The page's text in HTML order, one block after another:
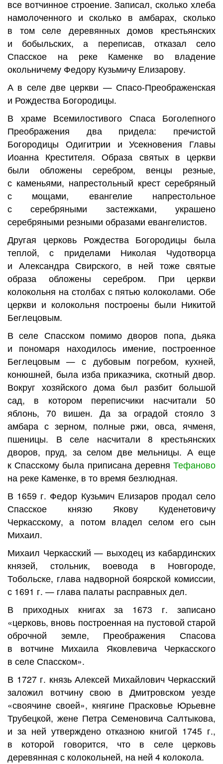
все вотчинное строение. Записал, сколько хлеба
намолоченного и сколько в амбарах, сколько
в том селе деревянных домов крестьянских
и бобыльских, а переписав, отказал село
Спасское на реке Каменке во владение
окольничему Федору Кузьмичу Елизарову.
А в селе две церкви — Спасо-Преображенская
и Рождества Богородицы.
В храме Всемилостивого Спаса Боголепного
Преображения два придела: пречистой
Богородицы Одигитрии и Усекновения Главы
Иоанна Крестителя. Образа святых в церкви
были обложены серебром, венцы резные,
с каменьями, напрестольный крест серебряный
с мощами, евангелие напрестольное
с серебряными застежками, украшено
серебряными резными образами евангелистов.
Другая церковь Рождества Богородицы была
теплой, с приделами Николая Чудотворца
и Александра Свирского, в ней тоже святые
образа обложены серебром. При церкви
колокольня на столбах с пятью колоколами. Обе
церкви и колокольня построены были Никитой
Беглецовым.
В селе Спасском помимо дворов попа, дьяка
и пономаря находилось имение, построенное
Беглецовым — с дубовым погребом, кухней,
конюшней, была изба приказчика, скотный двор.
Вокруг хозяйского дома был разбит большой
сад, в котором переписчики насчитали 50
яблонь, 70 вишен. Да за оградой стояло 3
амбара с зерном, полные ржи, овса, ячменя,
пшеницы. В селе насчитали 8 крестьянских
дворов, пруд, за селом две мельницы. А еще
к Спасскому была приписана деревня Тефаново
на реке Каменке, в то время безлюдная.
В 1659 г. Федор Кузьмич Елизаров продал село
Спасское князю Якову Куденетовичу
Черкасскому, а потом владел селом его сын
Михаил.
Михаил Черкасский — выходец из кабардинских
князей, стольник, воевода в Новгороде,
Тобольске, глава надворной боярской комиссии,
с 1691 г. — глава палаты расправных дел.
В приходных книгах за 1673 г. записано
«церковь, вновь построенная на пустовой старой
оброчной земле, Преображения Спасова
в вотчине Михаила Яковлевича Черкасского
в селе Спасском».
В 1727 г. князь Алексей Михайлович Черкасский
заложил вотчину свою в Дмитровском уезде
«своячине своей», княгине Прасковье Юрьевне
Трубецкой, жене Петра Семеновича Салтыкова,
и за ней утверждено отказною книгой 1745 г.,
в которой говорится, что в селе церковь
деревянная с колокольней, на ней 4 колокола.